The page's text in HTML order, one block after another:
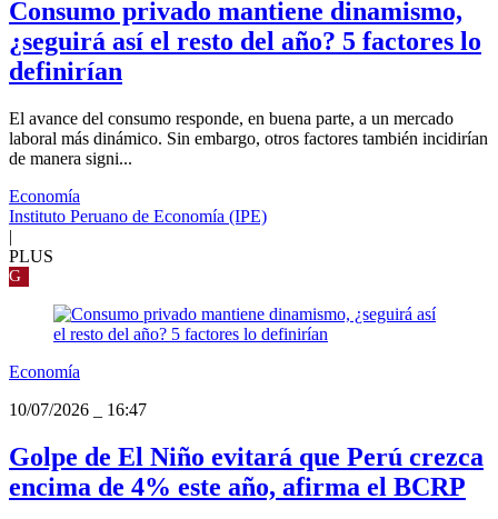
Consumo privado mantiene dinamismo,
¿seguirá así el resto del año? 5 factores lo
definirían
El avance del consumo responde, en buena parte, a un mercado
laboral más dinámico. Sin embargo, otros factores también incidirían
de manera signi...
Economía
Instituto Peruano de Economía (IPE)
|
PLUS
G
Economía
10/07/2026
16:47
Golpe de El Niño evitará que Perú crezca
encima de 4% este año, afirma el BCRP